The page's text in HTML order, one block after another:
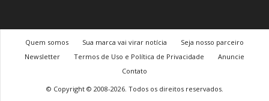
Quem somos Sua marca vai virar notícia
Seja nosso parceiro
Newsletter
Termos de Uso e Política de Privacidade
Anuncie
Contato
© Copyright © 2008-2026. Todos os direitos reservados.